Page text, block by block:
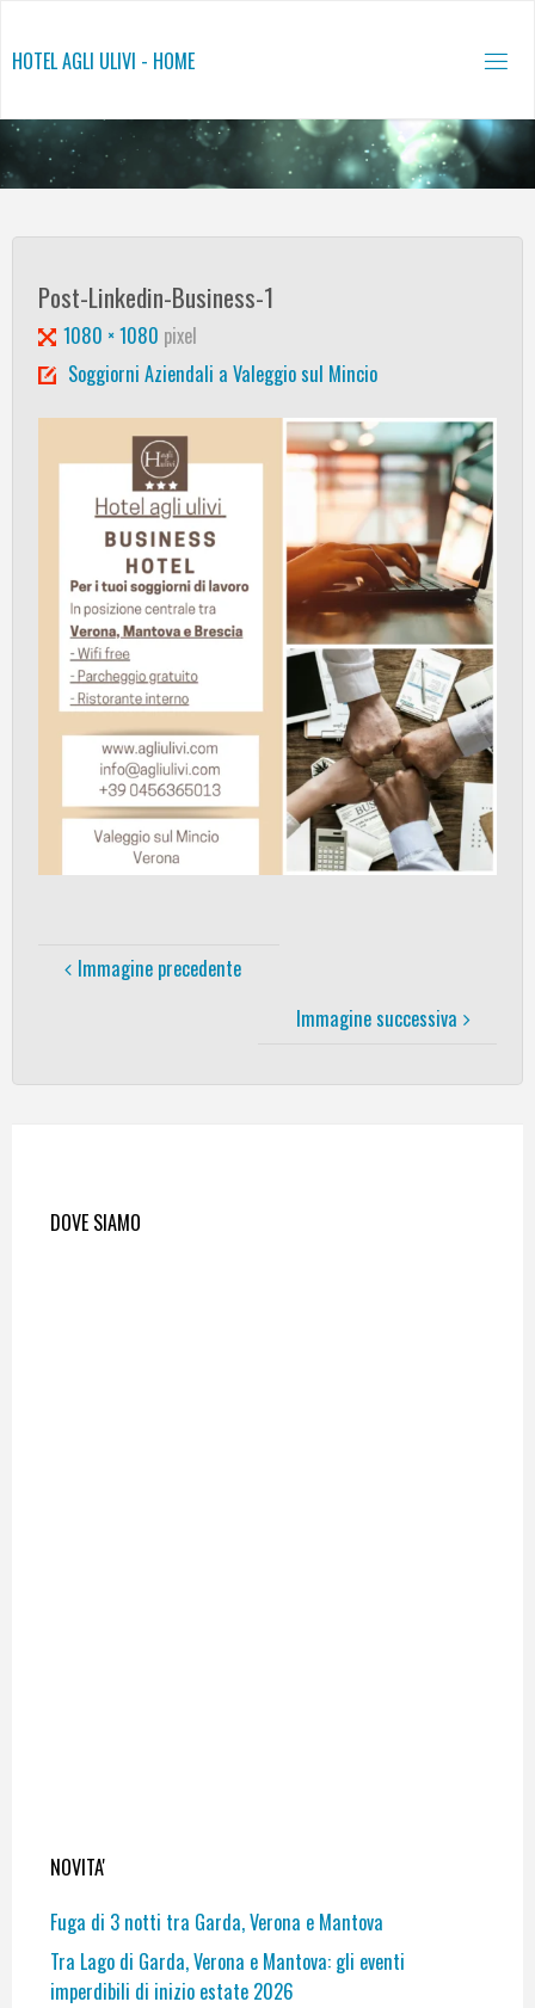
contenuto
HOTEL AGLI ULIVI - HOME
Post-Linkedin-Business-1
Tutta
larghezza
1080 × 1080 pixel
Soggiorni Aziendali a Valeggio sul Mincio
Immagine precedente
Immagine successiva
DOVE SIAMO
NOVITA'
Fuga di 3 notti tra Garda, Verona e Mantova
Tra Lago di Garda, Verona e Mantova: gli eventi
imperdibili di inizio estate 2026